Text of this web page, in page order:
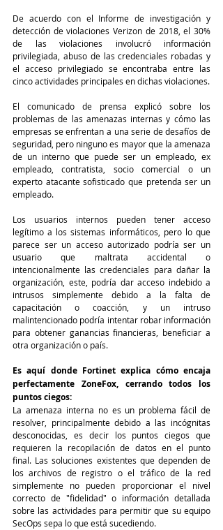
De acuerdo con el Informe de investigación y
detección de violaciones Verizon de 2018, el 30%
de las violaciones involucró información
privilegiada, abuso de las credenciales robadas y
el acceso privilegiado se encontraba entre las
cinco actividades principales en dichas violaciones.
El comunicado de prensa explicó sobre los
problemas de las amenazas internas y cómo las
empresas se enfrentan a una serie de desafíos de
seguridad, pero ninguno es mayor que la amenaza
de un interno que puede ser un empleado, ex
empleado, contratista, socio comercial o un
experto atacante sofisticado que pretenda ser un
empleado.
Los usuarios internos pueden tener acceso
legítimo a los sistemas informáticos, pero lo que
parece ser un acceso autorizado podría ser un
usuario que maltrata accidental o
intencionalmente las credenciales para dañar la
organización, este, podría dar acceso indebido a
intrusos simplemente debido a la falta de
capacitación o coacción, y un intruso
malintencionado podría intentar robar información
para obtener ganancias financieras, beneficiar a
otra organización o país.
Es aquí donde Fortinet explica cómo encaja
perfectamente ZoneFox, cerrando todos los
puntos ciegos:
La amenaza interna no es un problema fácil de
resolver, principalmente debido a las incógnitas
desconocidas, es decir los puntos ciegos que
requieren la recopilación de datos en el punto
final. Las soluciones existentes que dependen de
los archivos de registro o el tráfico de la red
simplemente no pueden proporcionar el nivel
correcto de "fidelidad" o información detallada
sobre las actividades para permitir que su equipo
SecOps sepa lo que está sucediendo.